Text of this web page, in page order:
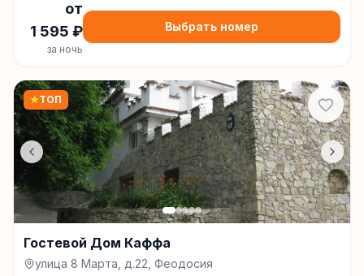
от
1 595 ₽
за ночь
Выбрать номер
★ТОП
Гостевой Дом Каффа
улица 8 Марта, д.22, Феодосия